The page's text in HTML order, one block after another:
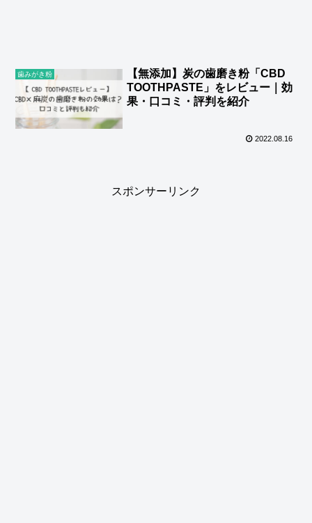
歯みがき粉
【無添加】炭の歯磨き粉「CBD
TOOTHPASTE」をレビュー｜効
果・口コミ・評判を紹介
2022.08.16
スポンサーリンク